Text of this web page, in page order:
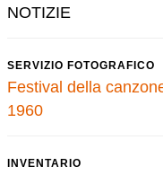
NOTIZIE
SERVIZIO FOTOGRAFICO
Festival della
1960
INVENTARIO